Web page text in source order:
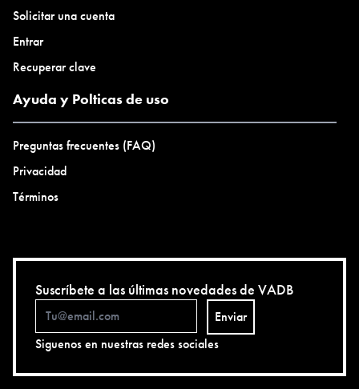
Solicitar una cuenta
Entrar
Recuperar clave
Ayuda y Polticas de uso
Preguntas frecuentes (FAQ)
Privacidad
Términos
Suscríbete a las últimas novedades de VADB
Enviar
Siguenos en nuestras redes sociales